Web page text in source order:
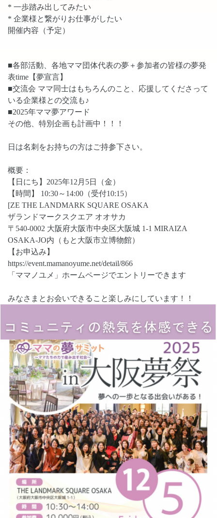
* 一歩踏み出してみたい
* 企業様と繋がりお仕事がしたい
開催内容（予定）
■各部活動、各地ママ団体代表の夢＋参加者の皆様の夢発
表time【夢宣言】
■交流会 ママ同士はもちろんのこと、応援してくださって
いる企業様との交流も♪
■2025年ママ夢アワード
その他、特別企画も計画中！！！
日は名刺をお持ちの方はご持参下さい。
概要：
【日にち】2025年12月5日（金）
【時間】 10:30～14:00（受付10:15）
[ZE THE LANDMARK SQUARE OSAKA
ザランドマークスクエア オオサカ
〒540-0002 大阪府大阪市中央区大阪城 1-1 MIRAIZA
OSAKA-JO内（もと大阪市立博物館）
【お申込み】
https://event.mamanoyume.net/detail/866
「ママノユメ」ホームページでエントリーできます
みなさまとお会いできること楽しみにしています！！